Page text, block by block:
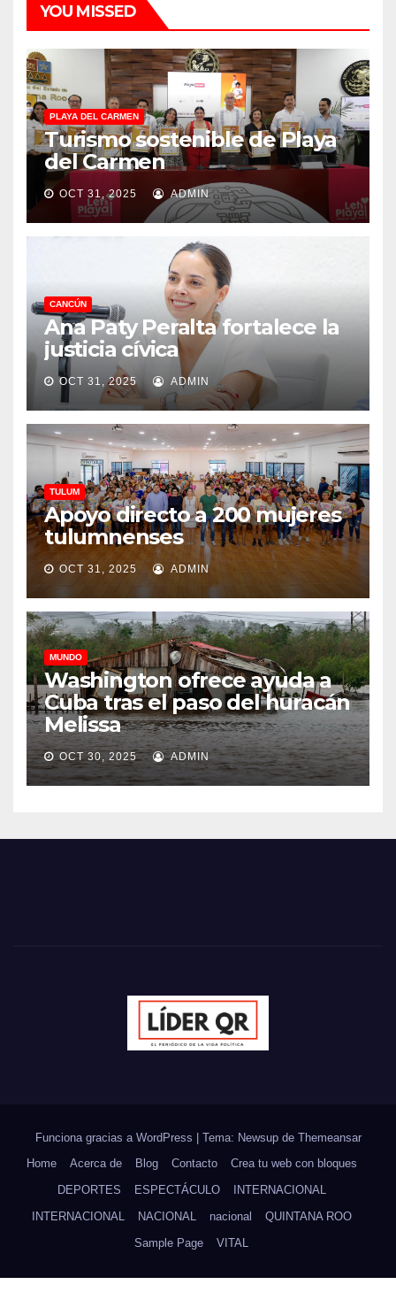
YOU MISSED
PLAYA DEL CARMEN
Turismo sostenible de Playa
del Carmen
OCT 31, 2025 ADMIN
CANCÚN
Ana Paty Peralta fortalece la
justicia cívica
OCT 31, 2025 ADMIN
TULUM
Apoyo directo a 200 mujeres
tulumnenses
OCT 31, 2025 ADMIN
MUNDO
Washington ofrece ayuda a
Cuba tras el paso del huracán
Melissa
OCT 30, 2025 ADMIN
Funciona gracias a WordPress Tema: Newsup de Themeansar
Home
Acerca de Blog Contacto
Crea tu web con bloques
DEPORTES
ESPECTÁCULO
INTERNACIONAL
INTERNACIONAL
NACIONAL nacional
QUINTANA ROO
Sample Page
VITAL